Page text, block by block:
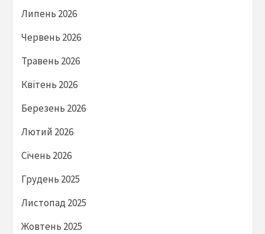
Липень 2026
Червень 2026
Травень 2026
Квітень 2026
Березень 2026
Лютий 2026
Січень 2026
Грудень 2025
Листопад 2025
Жовтень 2025